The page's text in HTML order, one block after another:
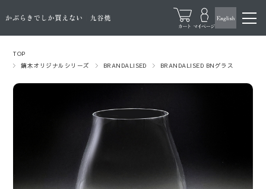
TOP
鏑木オリジナルシリーズ
BRANDALISED BRANDALISED BNグラス